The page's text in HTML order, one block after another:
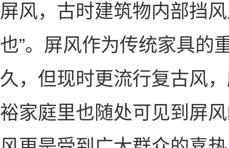
屏风，古时建筑物内部挡
也”。屏风作为传统家具的
久，但现时更流行复古风
裕家庭里也随处可见到屏